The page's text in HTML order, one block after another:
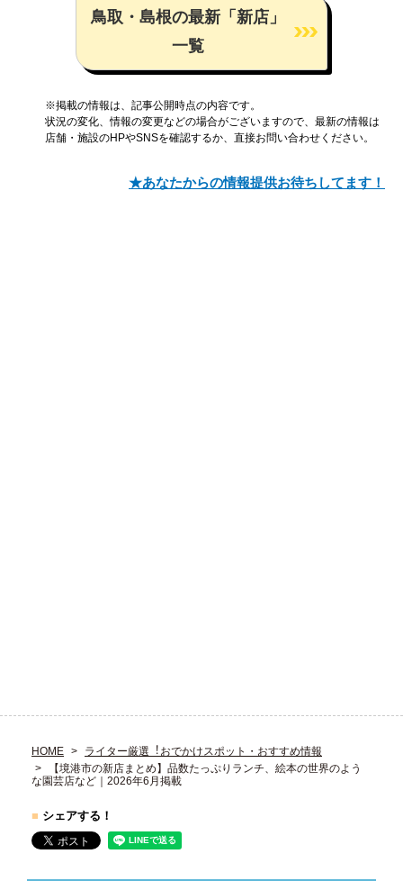
鳥取・島根の最新「新店」
一覧
※掲載の情報は、記事公開時点の内容です。
状況の変化、情報の変更などの場合がございますので、最新の情報は
店舗・施設のHPやSNSを確認するか、直接お問い合わせください。
★あなたからの情報提供お待ちしてます！
HOME
ライター厳選︕おでかけスポット・おすすめ情報
【境港市の新店まとめ】品数たっぷりランチ、絵本の世界のよう
な園芸店など｜2026年6月掲載
■ シェアする！